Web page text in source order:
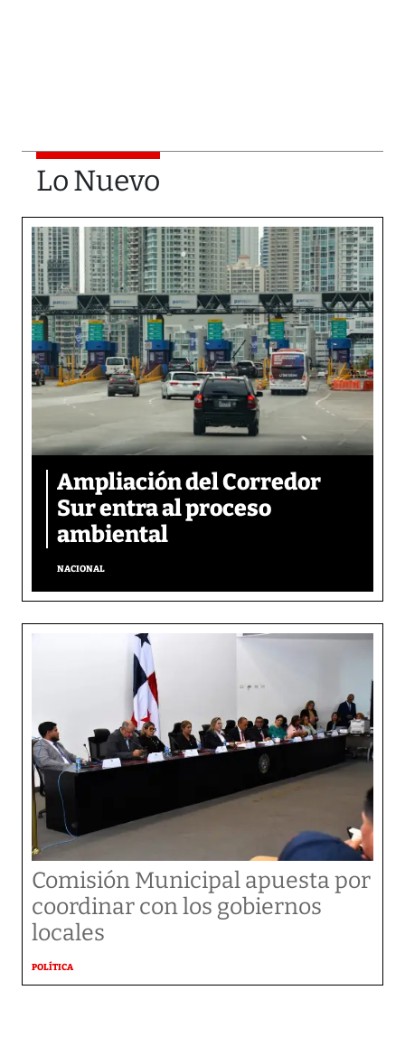
Lo Nuevo
Ampliación del Corredor
Sur entra al proceso
ambiental
NACIONAL
Comisión Municipal apuesta por
coordinar con los gobiernos
locales
POLÍTICA